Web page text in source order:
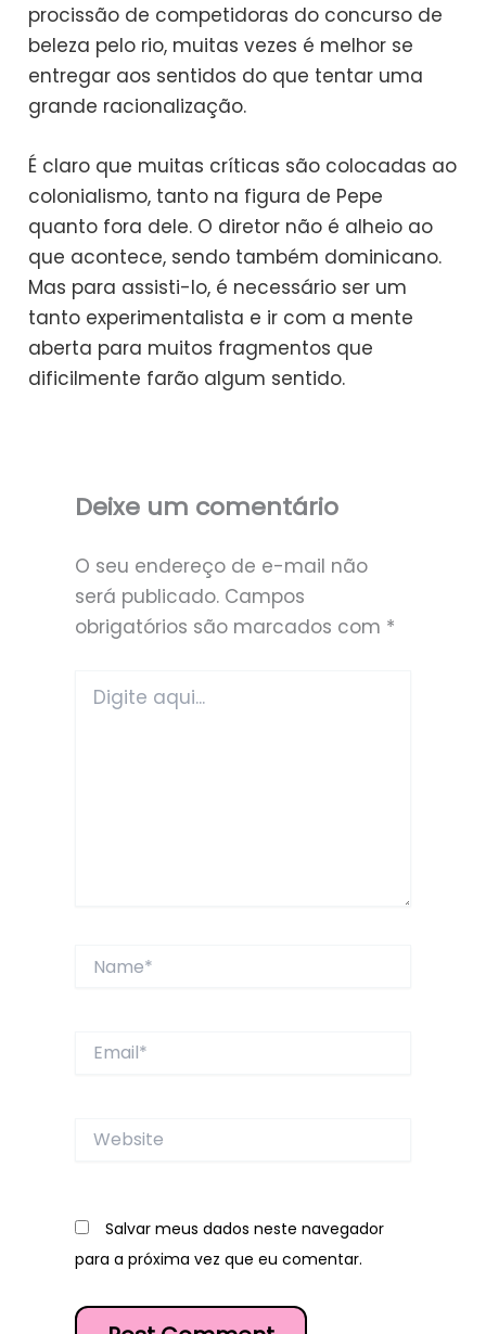
procissão de competidoras do concurso de
beleza pelo rio, muitas vezes é melhor se
entregar aos sentidos do que tentar uma
grande racionalização.
É claro que muitas críticas são colocadas ao
colonialismo, tanto na figura de Pepe
quanto fora dele. O diretor não é alheio ao
que acontece, sendo também dominicano.
Mas para assisti-lo, é necessário ser um
tanto experimentalista e ir com a mente
aberta para muitos fragmentos que
dificilmente farão algum sentido.
Deixe um comentário
O seu endereço de e-mail não
será publicado. Campos
obrigatórios são marcados com *
aqui...
Website
Salvar meus dados neste navegador
para a próxima vez que eu comentar.